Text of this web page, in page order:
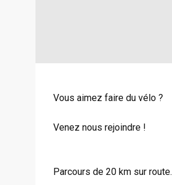
Vous aimez faire du vélo ?
Venez nous rejoindre !
Parcours de 20 km sur route.